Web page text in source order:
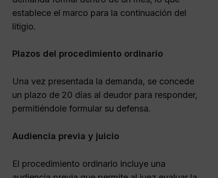
establece el marco para la continuación del
litigio.
Plazos del procedimiento ordinario
Una vez presentada la demanda, se concede
un plazo de 20 días al deudor para responder,
permitiéndole formular su defensa.
Audiencia previa y juicio
El procedimiento ordinario incluye una